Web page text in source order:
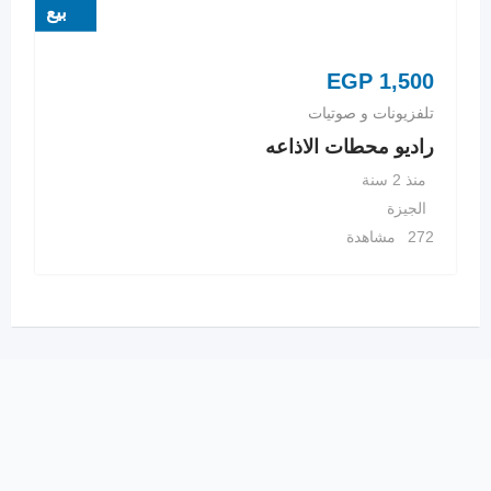
بيع
EGP 1,500
تلفزيونات و صوتيات
راديو محطات الاذاعه
منذ 2 سنة
الجيزة
272 مشاهدة